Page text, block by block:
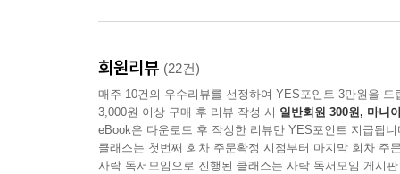
베레모를 씌워주고, 모로코에서 선물받은 원피스
남자니까, 라는 말은 입에 올리지 않기로 한다. 남
게 아니라고 이야기해준다. --- p.226
육아휴직이 끝나고 작은 아르바이트들을 시작
기업의 스토리텔링, 속기, 잡지사 보조 에디터 일
조건은 재택근무 하지 않는다는 것이었는데, 말
일한다는 조건이 나에게 가장 중요한 조건이었다.
회원리뷰 (22건)
매주 10건의 우수리뷰를 선정하여 YES포인트 3만원을 드
3,000원 이상 구매 후 리뷰 작성 시 일반회원 300원, 마니
eBook은 다운로드 후 작성한 리뷰만 YES포인트 지급됩니
클래스는 첫번째 회차 주문확정 시점부터 마지막 회차 주
사락 독서모임으로 진행된 클래스는 사락 독서모임 게시